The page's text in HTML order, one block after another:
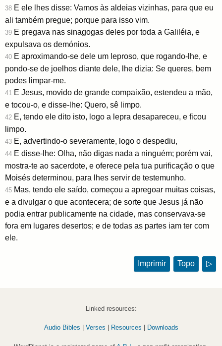
38 E ele lhes disse: Vamos às aldeias vizinhas, para que eu
ali também pregue; porque para isso vim.
39 E pregava nas sinagogas deles por toda a Galiléia, e
expulsava os demónios.
40 E aproximando-se dele um leproso, que rogando-lhe, e
pondo-se de joelhos diante dele, lhe dizia: Se queres, bem
podes limpar-me.
41 E Jesus, movido de grande compaixão, estendeu a mão,
e tocou-o, e disse-lhe: Quero, sê limpo.
42 E, tendo ele dito isto, logo a lepra desapareceu, e ficou
limpo.
43 E, advertindo-o severamente, logo o despediu,
44 E disse-lhe: Olha, não digas nada a ninguém; porém vai,
mostra-te ao sacerdote, e oferece pela tua purificação o que
Moisés determinou, para lhes servir de testemunho.
45 Mas, tendo ele saído, começou a apregoar muitas coisas,
e a divulgar o que acontecera; de sorte que Jesus já não
podia entrar publicamente na cidade, mas conservava-se
fora em lugares desertos; e de todas as partes iam ter com
ele.
Imprimir Topo ▷
Linked resources:
Audio Bibles Verses Resources Downloads